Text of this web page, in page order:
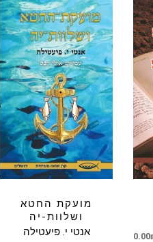
מועקת החטא
ושלוות-יה
אנטי י. פיעטילה
0.00